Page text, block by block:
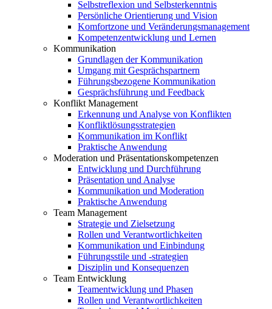
Selbstreflexion und Selbsterkenntnis
Persönliche Orientierung und Vision
Komfortzone und Veränderungsmanagement
Kompetenzentwicklung und Lernen
Kommunikation
Grundlagen der Kommunikation
Umgang mit Gesprächspartnern
Führungsbezogene Kommunikation
Gesprächsführung und Feedback
Konflikt Management
Erkennung und Analyse von Konflikten
Konfliktlösungsstrategien
Kommunikation im Konflikt
Praktische Anwendung
Moderation und Präsentationskompetenzen
Entwicklung und Durchführung
Präsentation und Analyse
Kommunikation und Moderation
Praktische Anwendung
Team Management
Strategie und Zielsetzung
Rollen und Verantwortlichkeiten
Kommunikation und Einbindung
Führungsstile und -strategien
Disziplin und Konsequenzen
Team Entwicklung
Teamentwicklung und Phasen
Rollen und Verantwortlichkeiten